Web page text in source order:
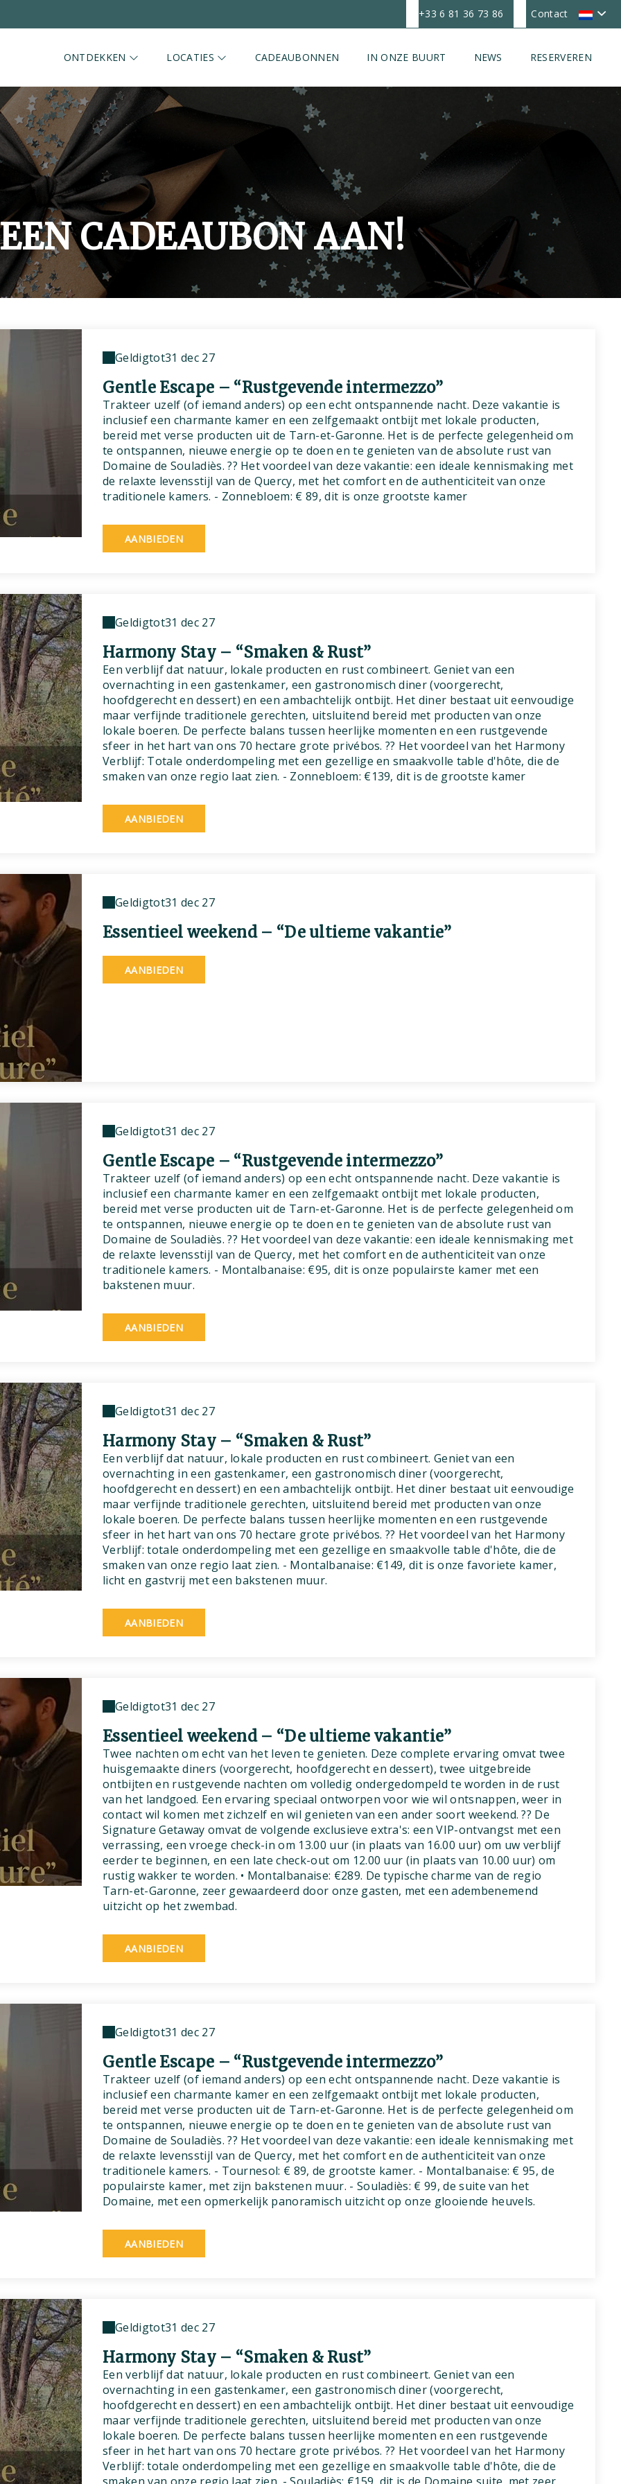
Contact
+33 6 81 36 73 86
ONTDEKKEN LOCATIES CADEAUBONNEN IN ONZE BUURT NEWS RESERVEREN
CADEAUBON AAN!
Geldigtot31 dec 27
Gentle Escape – “Rustgevende intermezzo”
Trakteer uzelf (of iemand anders) op een echt ontspannende nacht. Deze vakantie is
inclusief een charmante kamer en een zelfgemaakt ontbijt met lokale producten,
bereid met verse producten uit de Tarn-et-Garonne. Het is de perfecte gelegenheid om
te ontspannen, nieuwe energie op te doen en te genieten van de absolute rust van
Domaine de Souladiès. ?? Het voordeel van deze vakantie: een ideale kennismaking met
de relaxte levensstijl van de Quercy, met het comfort en de authenticiteit van onze
traditionele kamers. - Zonnebloem: € 89, dit is onze grootste kamer
AANBIEDEN
Geldigtot31 dec 27
Harmony Stay – “Smaken & Rust”
Een verblijf dat natuur, lokale producten en rust combineert. Geniet van een
overnachting in een gastenkamer, een gastronomisch diner (voorgerecht,
hoofdgerecht en dessert) en een ambachtelijk ontbijt. Het diner bestaat uit eenvoudige
maar verfijnde traditionele gerechten, uitsluitend bereid met producten van onze
lokale boeren. De perfecte balans tussen heerlijke momenten en een rustgevende
sfeer in het hart van ons 70 hectare grote privébos. ?? Het voordeel van het Harmony
Verblijf: Totale onderdompeling met een gezellige en smaakvolle table d'hôte, die de
smaken van onze regio laat zien. - Zonnebloem: €139, dit is de grootste kamer
AANBIEDEN
Geldigtot31 dec 27
Essentieel weekend – “De ultieme vakantie”
AANBIEDEN
Geldigtot31 dec 27
Gentle Escape – “Rustgevende intermezzo”
Trakteer uzelf (of iemand anders) op een echt ontspannende nacht. Deze vakantie is
inclusief een charmante kamer en een zelfgemaakt ontbijt met lokale producten,
bereid met verse producten uit de Tarn-et-Garonne. Het is de perfecte gelegenheid om
te ontspannen, nieuwe energie op te doen en te genieten van de absolute rust van
Domaine de Souladiès. ?? Het voordeel van deze vakantie: een ideale kennismaking met
de relaxte levensstijl van de Quercy, met het comfort en de authenticiteit van onze
traditionele kamers. - Montalbanaise: €95, dit is onze populairste kamer met een
bakstenen muur.
AANBIEDEN
Geldigtot31 dec 27
Harmony Stay – “Smaken & Rust”
Een verblijf dat natuur, lokale producten en rust combineert. Geniet van een
overnachting in een gastenkamer, een gastronomisch diner (voorgerecht,
hoofdgerecht en dessert) en een ambachtelijk ontbijt. Het diner bestaat uit eenvoudige
maar verfijnde traditionele gerechten, uitsluitend bereid met producten van onze
lokale boeren. De perfecte balans tussen heerlijke momenten en een rustgevende
sfeer in het hart van ons 70 hectare grote privébos. ?? Het voordeel van het Harmony
Verblijf: totale onderdompeling met een gezellige en smaakvolle table d'hôte, die de
smaken van onze regio laat zien. - Montalbanaise: €149, dit is onze favoriete kamer,
licht en gastvrij met een bakstenen muur.
AANBIEDEN
Geldigtot31 dec 27
Essentieel weekend – “De ultieme vakantie”
Twee nachten om echt van het leven te genieten. Deze complete ervaring omvat twee
huisgemaakte diners (voorgerecht, hoofdgerecht en dessert), twee uitgebreide
ontbijten en rustgevende nachten om volledig ondergedompeld te worden in de rust
van het landgoed. Een ervaring speciaal ontworpen voor wie wil ontsnappen, weer in
contact wil komen met zichzelf en wil genieten van een ander soort weekend. ?? De
Signature Getaway omvat de volgende exclusieve extra's: een VIP-ontvangst met een
verrassing, een vroege check-in om 13.00 uur (in plaats van 16.00 uur) om uw verblijf
eerder te beginnen, en een late check-out om 12.00 uur (in plaats van 10.00 uur) om
rustig wakker te worden. • Montalbanaise: €289. De typische charme van de regio
Tarn-et-Garonne, zeer gewaardeerd door onze gasten, met een adembenemend
uitzicht op het zwembad.
AANBIEDEN
Geldigtot31 dec 27
Gentle Escape – “Rustgevende intermezzo”
Trakteer uzelf (of iemand anders) op een echt ontspannende nacht. Deze vakantie is
inclusief een charmante kamer en een zelfgemaakt ontbijt met lokale producten,
bereid met verse producten uit de Tarn-et-Garonne. Het is de perfecte gelegenheid om
te ontspannen, nieuwe energie op te doen en te genieten van de absolute rust van
Domaine de Souladiès. ?? Het voordeel van deze vakantie: een ideale kennismaking met
de relaxte levensstijl van de Quercy, met het comfort en de authenticiteit van onze
traditionele kamers. - Tournesol: € 89, de grootste kamer. - Montalbanaise: € 95, de
populairste kamer, met zijn bakstenen muur. - Souladiès: € 99, de suite van het
Domaine, met een opmerkelijk panoramisch uitzicht op onze glooiende heuvels.
AANBIEDEN
Geldigtot31 dec 27
Harmony Stay – “Smaken & Rust”
Een verblijf dat natuur, lokale producten en rust combineert. Geniet van een
overnachting in een gastenkamer, een gastronomisch diner (voorgerecht,
hoofdgerecht en dessert) en een ambachtelijk ontbijt. Het diner bestaat uit eenvoudige
maar verfijnde traditionele gerechten, uitsluitend bereid met producten van onze
lokale boeren. De perfecte balans tussen heerlijke momenten en een rustgevende
sfeer in het hart van ons 70 hectare grote privébos. ?? Het voordeel van het Harmony
Verblijf: totale onderdompeling met een gezellige en smaakvolle table d'hôte, die de